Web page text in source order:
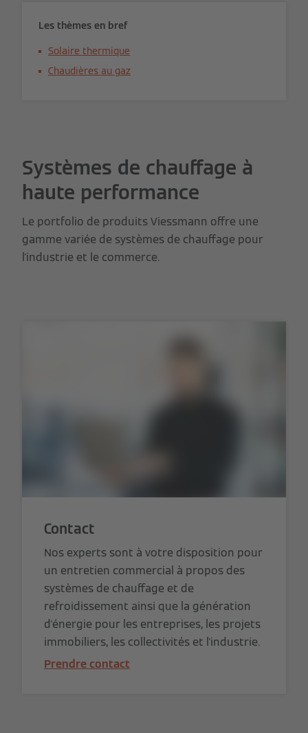
Les thèmes en bref
Solaire thermique
Chaudières au gaz
Systèmes de chauffage à
haute performance
Le portfolio de produits Viessmann offre une
gamme variée de systèmes de chauffage pour
l'industrie et le commerce.
Contact
Nos experts sont à votre disposition pour
un entretien commercial à propos des
systèmes de chauffage et de
refroidissement ainsi que la génération
d'énergie pour les entreprises, les projets
immobiliers, les collectivités et l'industrie.
Prendre contact